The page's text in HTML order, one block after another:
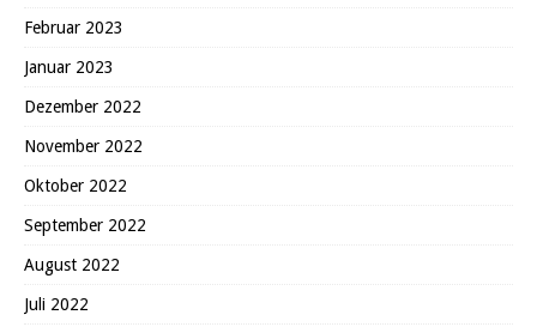
Februar 2023
Januar 2023
Dezember 2022
November 2022
Oktober 2022
September 2022
August 2022
Juli 2022